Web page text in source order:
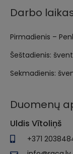
Darbo
Pirmadienis –
Šeštadienis:
Sekmadienis:
Duomenų
Uldis Vītoliņš
+371